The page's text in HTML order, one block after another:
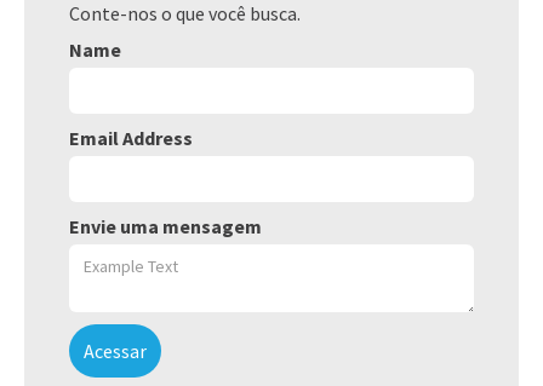
Conte-nos o que você busca.
Name
Email Address
Envie uma mensagem